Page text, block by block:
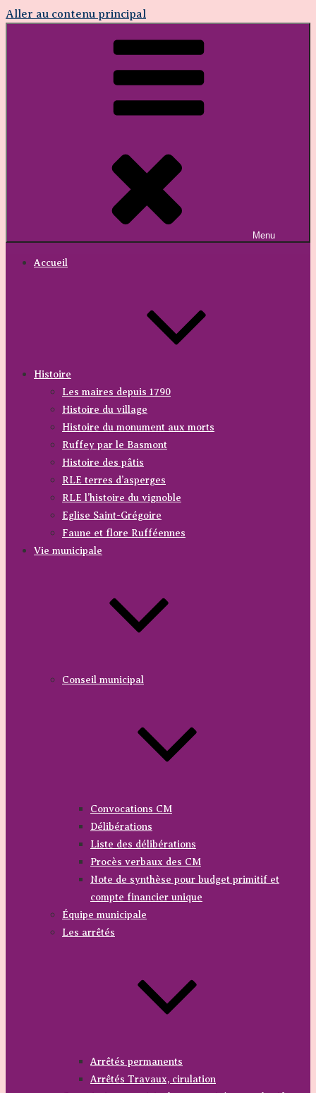
Aller au contenu principal
Menu
Accueil
Histoire
Les maires depuis 1790
Histoire du village
Histoire du monument aux morts
Ruffey par le Basmont
Histoire des pâtis
RLE terres d’asperges
RLE l’histoire du vignoble
Eglise Saint-Grégoire
Faune et flore Rufféennes
Vie municipale
Conseil municipal
Convocations CM
Délibérations
Liste des délibérations
Procès verbaux des CM
Note de synthèse pour budget primitif et
compte financier unique
Équipe municipale
Les arrêtés
Arrêtés permanents
Arrêtés Travaux, cirulation